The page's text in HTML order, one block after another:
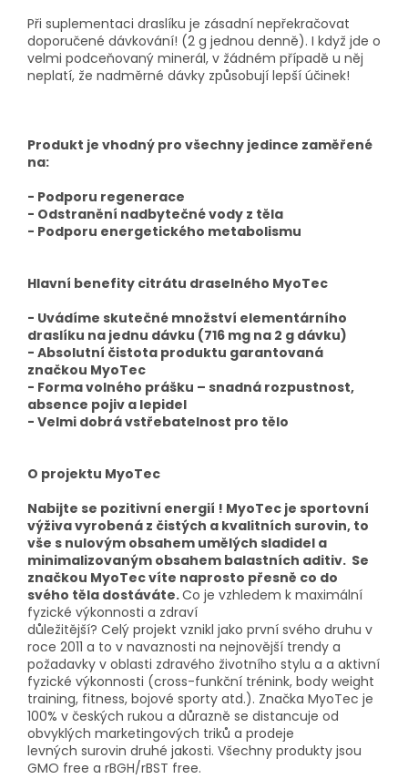
Při suplementaci draslíku je zásadní nepřekračovat
doporučené dávkování! (2 g jednou denně). I když jde o
velmi podceňovaný minerál, v žádném případě u něj
neplatí, že nadměrné dávky způsobují lepší účinek!
Produkt je vhodný pro všechny jedince zaměřené
na:
- Podporu regenerace
- Odstranění nadbytečné vody z těla
- Podporu energetického metabolismu
Hlavní benefity citrátu draselného MyoTec
- Uvádíme skutečné množství elementárního
draslíku na jednu dávku (716 mg na 2 g dávku)
- Absolutní čistota produktu garantovaná
značkou MyoTec
- Forma volného prášku – snadná rozpustnost,
absence pojiv a lepidel
- Velmi dobrá vstřebatelnost pro tělo
O projektu MyoTec
Nabijte se pozitivní energií ! MyoTec je sportovní
výživa vyrobená z čistých a kvalitních surovin, to
vše s nulovým obsahem umělých sladidel a
minimalizovaným obsahem balastních aditiv. Se
značkou MyoTec víte naprosto přesně co do
svého těla dostáváte.Co je vzhledem k maximální
fyzické výkonnosti a zdraví
důležitější? Celý projekt vznikl jako první svého druhu v
roce 2011 a to v navaznosti na nejnovější trendy a
požadavky v oblasti zdravého životního stylu a a aktivní
fyzické výkonnosti (cross-funkční trénink, body weight
training, fitness, bojové sporty atd.). Značka MyoTec je
100% v českých rukou a důrazně se distancuje od
obvyklých marketingových triků a prodeje
levných surovin druhé jakosti. Všechny produkty jsou
GMO free a rBGH/rBST free.